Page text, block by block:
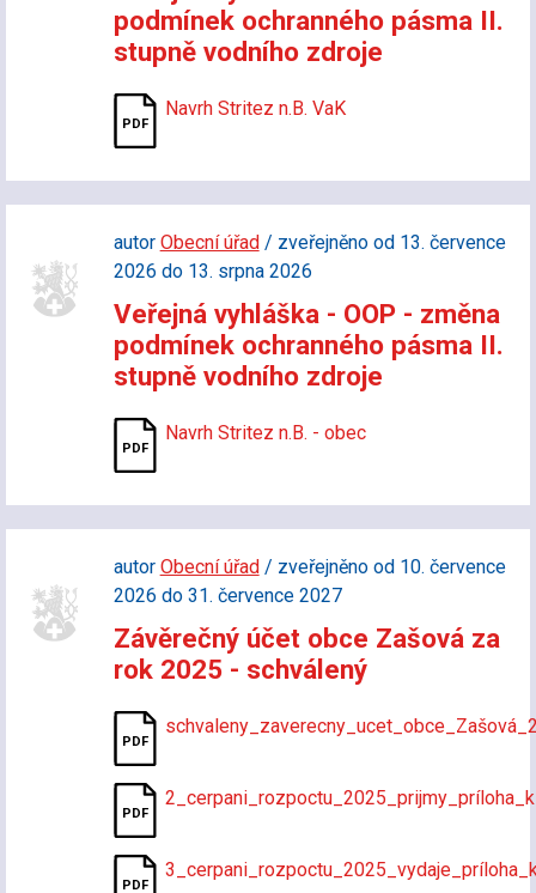
podmínek ochranného pásma II.
stupně vodního zdroje
Navrh Stritez n.B. VaK
autor Obecní úřad/ zveřejněno od 13. července
2026 do 13. srpna 2026
Veřejná vyhláška - OOP - změna
podmínek ochranného pásma II.
stupně vodního zdroje
Navrh Stritez n.B. - obec
autor Obecní úřad/ zveřejněno od 10. července
2026 do 31. července 2027
Závěrečný účet obce Zašová za
rok 2025 - schválený